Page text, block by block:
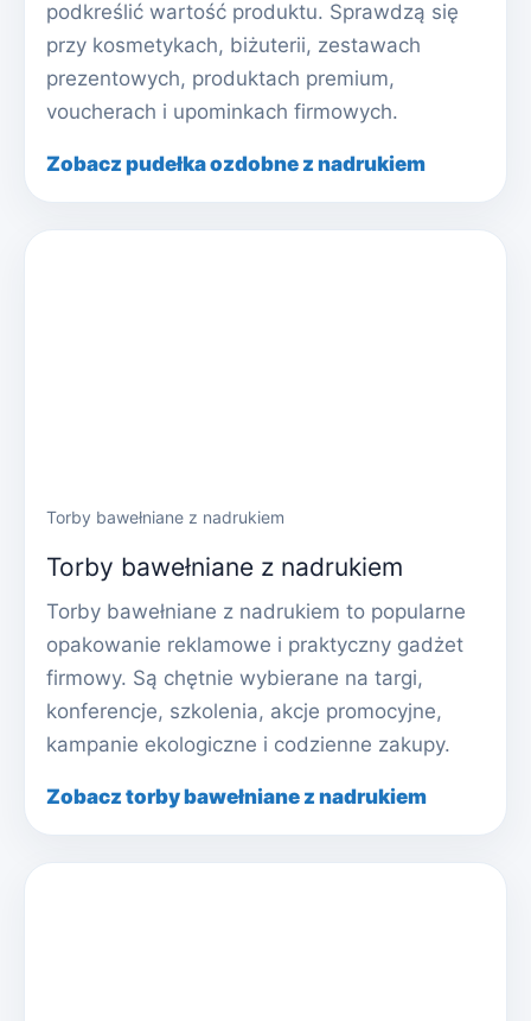
podkreślić wartość produktu. Sprawdzą się
przy kosmetykach, biżuterii, zestawach
prezentowych, produktach premium,
voucherach i upominkach firmowych.
Zobacz pudełka ozdobne z nadrukiem
Torby bawełniane z nadrukiem
Torby bawełniane z nadrukiem
Torby bawełniane z nadrukiem to popularne
opakowanie reklamowe i praktyczny gadżet
firmowy. Są chętnie wybierane na targi,
konferencje, szkolenia, akcje promocyjne,
kampanie ekologiczne i codzienne zakupy.
Zobacz torby bawełniane z nadrukiem